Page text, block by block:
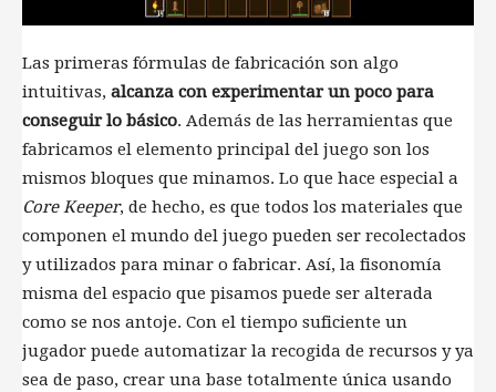
Las primeras fórmulas de fabricación son algo
intuitivas, alcanza con experimentar un poco para
conseguir lo básico. Además de las herramientas que
fabricamos el elemento principal del juego son los
mismos bloques que minamos. Lo que hace especial a
Core Keeper, de hecho, es que todos los materiales que
componen el mundo del juego pueden ser recolectados
y utilizados para minar o fabricar. Así, la fisonomía
misma del espacio que pisamos puede ser alterada
como se nos antoje. Con el tiempo suficiente un
jugador puede automatizar la recogida de recursos y ya
sea de paso, crear una base totalmente única usando